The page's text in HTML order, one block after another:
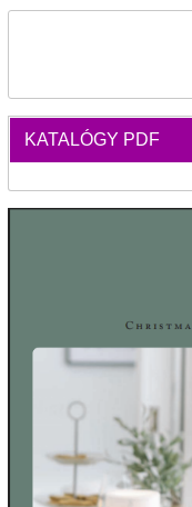
KATALÓGY PDF